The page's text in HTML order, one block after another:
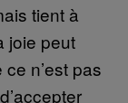
tient à
joie peut
n’est pas